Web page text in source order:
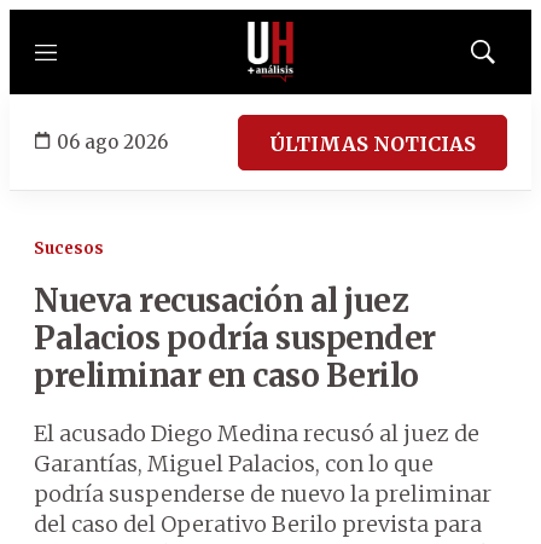
Menú
Mostrar
06 ago 2026 ÚLTIMAS NOTICIAS
Sucesos
Nueva recusación al juez
Palacios podría suspender
preliminar en caso Berilo
El acusado Diego Medina recusó al juez de
Garantías, Miguel Palacios, con lo que
podría suspenderse de nuevo la preliminar
del caso del Operativo Berilo prevista para